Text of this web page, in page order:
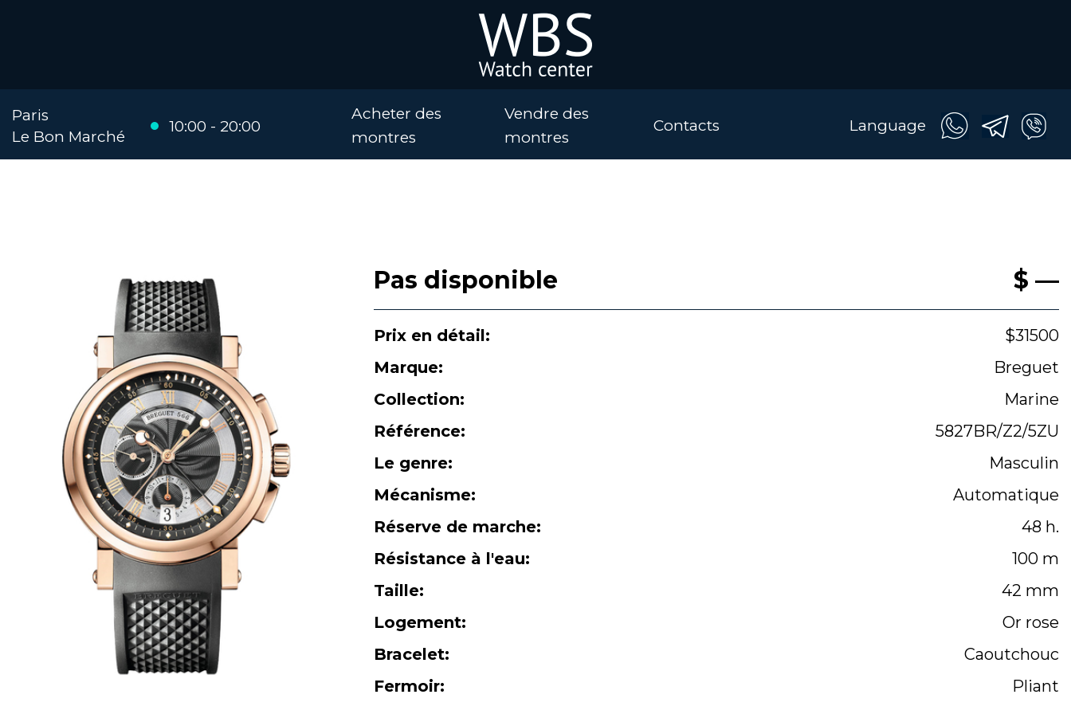
Acheter des
montres
Vendre des
montres
Contacts
Paris
Le Bon Marché
10:00 - 20:00 Language
Pas disponible $ —
Prix en détail:
$31500
Marque:
Breguet
Collection:
Marine
Référence:
5827BR/Z2/5ZU
Le genre:
Masculin
Mécanisme:
Automatique
Réserve de marche:
48 h.
Résistance à l'eau:
100 m
Taille:
42 mm
Logement:
Or rose
Bracelet:
Caoutchouc
Fermoir:
Pliant